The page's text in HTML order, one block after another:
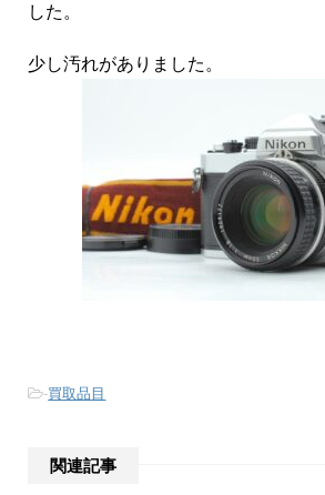
した。
少し汚れがありました。
-買取品目
関連記事